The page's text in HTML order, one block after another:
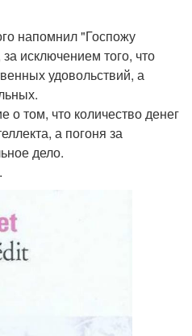
напомнил "Госпожу
исключением того, что
удовольствий, а
о том, что количество денег
а погоня за
дело.